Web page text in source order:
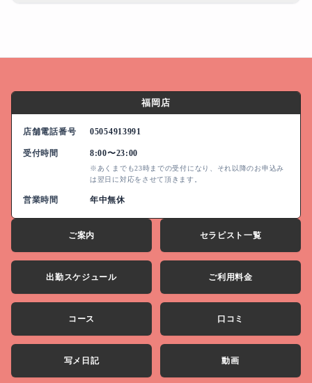
福岡店
店舗電話番号 05054913991
受付時間 8:00〜23:00
※あくまでも23時までの受付になり、それ以降のお申込み
は翌日に対応をさせて頂きます。
営業時間 年中無休
ご案内 セラピスト一覧
出勤スケジュール ご利用料金
コース 口コミ
写メ日記 動画